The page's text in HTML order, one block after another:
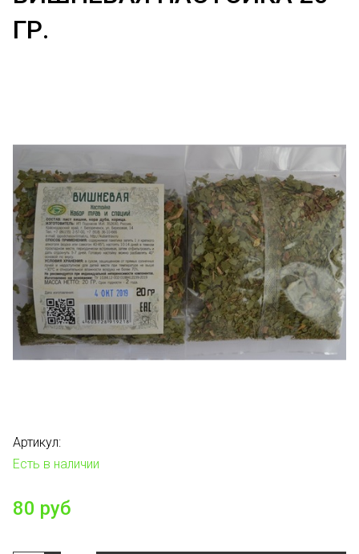
ГР.
Артикул:
Есть в наличии
80 руб